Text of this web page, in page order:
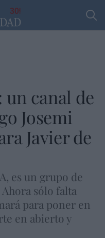
30
un canal de
Josemi
Javier de
es un grupo de
sólo falta
para poner en
en abierto y